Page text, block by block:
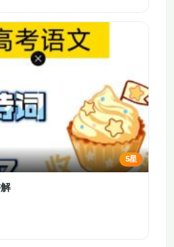
性程序（1）
第十一章 第五节 生
性程序（3）
第十二章 货币资金的
审计 第一节 货币资
金审计概述 第二节
货币资金的重大错报
5星